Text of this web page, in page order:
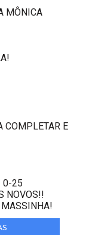
MÔNICA
COMPLETAR E
0-25
NOVOS!!
MASSINHA!